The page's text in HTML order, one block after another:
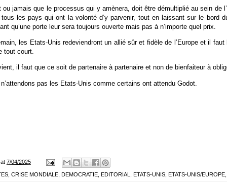
ou jamais que le processus qui y amènera, doit être démultiplié au sein de
tous les pays qui ont la volonté d’y parvenir, tout en laissant sur le bord
qu’une porte leur sera toujours ouverte mais pas à n’importe quel prix.
les Etats-Unis redeviendront un allié sûr et fidèle de l’Europe et il faut
tout court.
il faut que ce soit de partenaire à partenaire et non de bienfaiteur à
pas les Etats-Unis comme certains ont attendu Godot.
at 7/04/2025
CRISE MONDIALE DEMOCRATIE EDITORIAL ETATS-UNIS ETATS-UNIS/EUROPE